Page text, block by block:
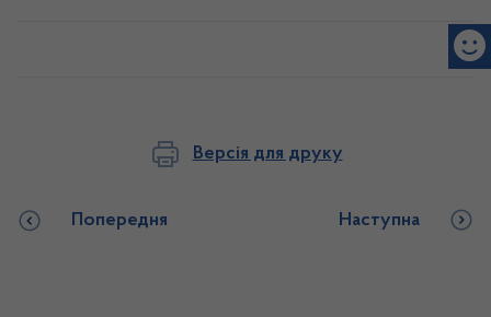
Версія для друку
Попередня Наступна